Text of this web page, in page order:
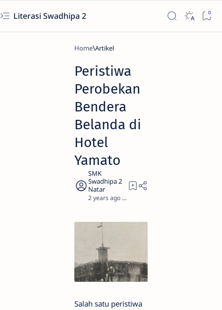
Literasi Swadhipa 2
Home Artikel
Peristiwa
Perobekan
Bendera
Belanda di
Hotel
Yamato
2 years ago 2
Salah satu peristiwa